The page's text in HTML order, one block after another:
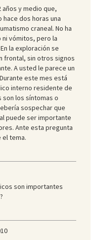
años y medio que,
dos horas una
craneal. No ha
vómitos, pero la
la exploración se
frontal, sin otros signos
A usted le parece un
este mes está
interno residente de
los síntomas o
sospechar que
puede ser importante
Ante esta pregunta
el tema.
son importantes